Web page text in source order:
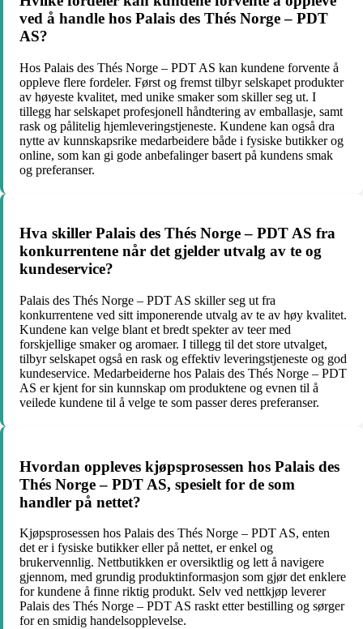
ved å handle hos Palais des Thés Norge – PDT
AS?
Hos Palais des Thés Norge – PDT AS kan kundene forvente å
oppleve flere fordeler. Først og fremst tilbyr selskapet produkter
av høyeste kvalitet, med unike smaker som skiller seg ut. I
tillegg har selskapet profesjonell håndtering av emballasje, samt
rask og pålitelig hjemleveringstjeneste. Kundene kan også dra
nytte av kunnskapsrike medarbeidere både i fysiske butikker og
online, som kan gi gode anbefalinger basert på kundens smak
og preferanser.
Hva skiller Palais des Thés Norge – PDT AS fra
konkurrentene når det gjelder utvalg av te og
kundeservice?
Palais des Thés Norge – PDT AS skiller seg ut fra
konkurrentene ved sitt imponerende utvalg av te av høy kvalitet.
Kundene kan velge blant et bredt spekter av teer med
forskjellige smaker og aromaer. I tillegg til det store utvalget,
tilbyr selskapet også en rask og effektiv leveringstjeneste og god
kundeservice. Medarbeiderne hos Palais des Thés Norge – PDT
AS er kjent for sin kunnskap om produktene og evnen til å
veilede kundene til å velge te som passer deres preferanser.
Hvordan oppleves kjøpsprosessen hos Palais des
Thés Norge – PDT AS, spesielt for de som
handler på nettet?
Kjøpsprosessen hos Palais des Thés Norge – PDT AS, enten
det er i fysiske butikker eller på nettet, er enkel og
brukervennlig. Nettbutikken er oversiktlig og lett å navigere
gjennom, med grundig produktinformasjon som gjør det enklere
for kundene å finne riktig produkt. Selv ved nettkjøp leverer
Palais des Thés Norge – PDT AS raskt etter bestilling og sørger
for en smidig handelsopplevelse.